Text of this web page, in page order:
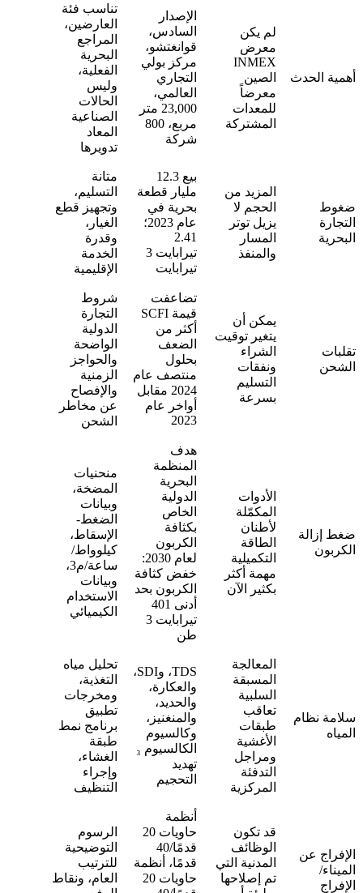
أهمية الحدث
لم يكن
معرض
INMEX
الصين
معرضاً
للمعدات
المشتركة
الإصدار
السادس،
قوانغتشو،
مركز بولي
التجاري
العالمي،
23,000 متر
مربع، 800
شركة
تناسب فئة
العارضين،
المراجع
البحرية
الفعلية،
وليس
الحالات
الصناعية
المعاد
تدويرها
ضغوط
التجارة
البحرية
المزيد من
الحجم لا
يزيل توتر
المسار
والمنفذ
بيع 12.3
مليار قطعة
بحرية في
عام 2023؛
2.41
تيرابايت 3
تيرابايت
متانة
التسليم،
وتجهيز قطع
الغيار،
وقدرة
الخدمة
الإقليمية
تقلبات
الشحن
يمكن أن
يتغير توقيت
الشراء
ونفقات
التسليم
بسرعة
تضاعفت
قيمة SCFI
أكثر من
الضعف
بحلول
منتصف عام
2024 مقابل
أواخر عام
2023
شروط
التجارة
الدولية
الواضحة
والحواجز
الزمنية
والإفصاح
عن مخاطر
الشحن
ضغط إزالة
الكربون
الأدوات
المكمّلة
لأطنان
الطاقة
التكميلية
مهمة أكثر
بكثير الآن
هدف
المنظمة
البحرية
الدولية
الخاص
بكثافة
الكربون
لعام 2030:
خفض كثافة
الكربون بحد
أدنى 401
تيرابايت 3
طن
منحنيات
المضخة،
وبيانات
الضغط-
الإسقاط،
كيلوواط/
ساعة/م3،
وبيانات
الاستخدام
الكيميائي
سلامة نظام
المياه
المعالجة
المسبقة
السلبية
تعاقب
طبقات
الأغشية
ومراجل
التدفئة
المركزية
TDS، وSDI،
والعكارة،
والحديد،
والمنغنيز،
وكالسيوم
الكالسيوم ₃
تهديد
التحجيم
تحليل مياه
التغذية،
ومخرجات
تطبيق
برنامج نمط
طبقة
الغشاء،
وإجراء
التنظيف
الإفراج عن
الميناء/
الإفراج
قد تكون
الوظائف
المدنية التي
تم إصلاحها
أنظمة
حاويات 20
قدمًا/40
قدمًا، أنظمة
حاويات 20
الرسوم
التوضيحية
للترتيب
العام، ونقاط